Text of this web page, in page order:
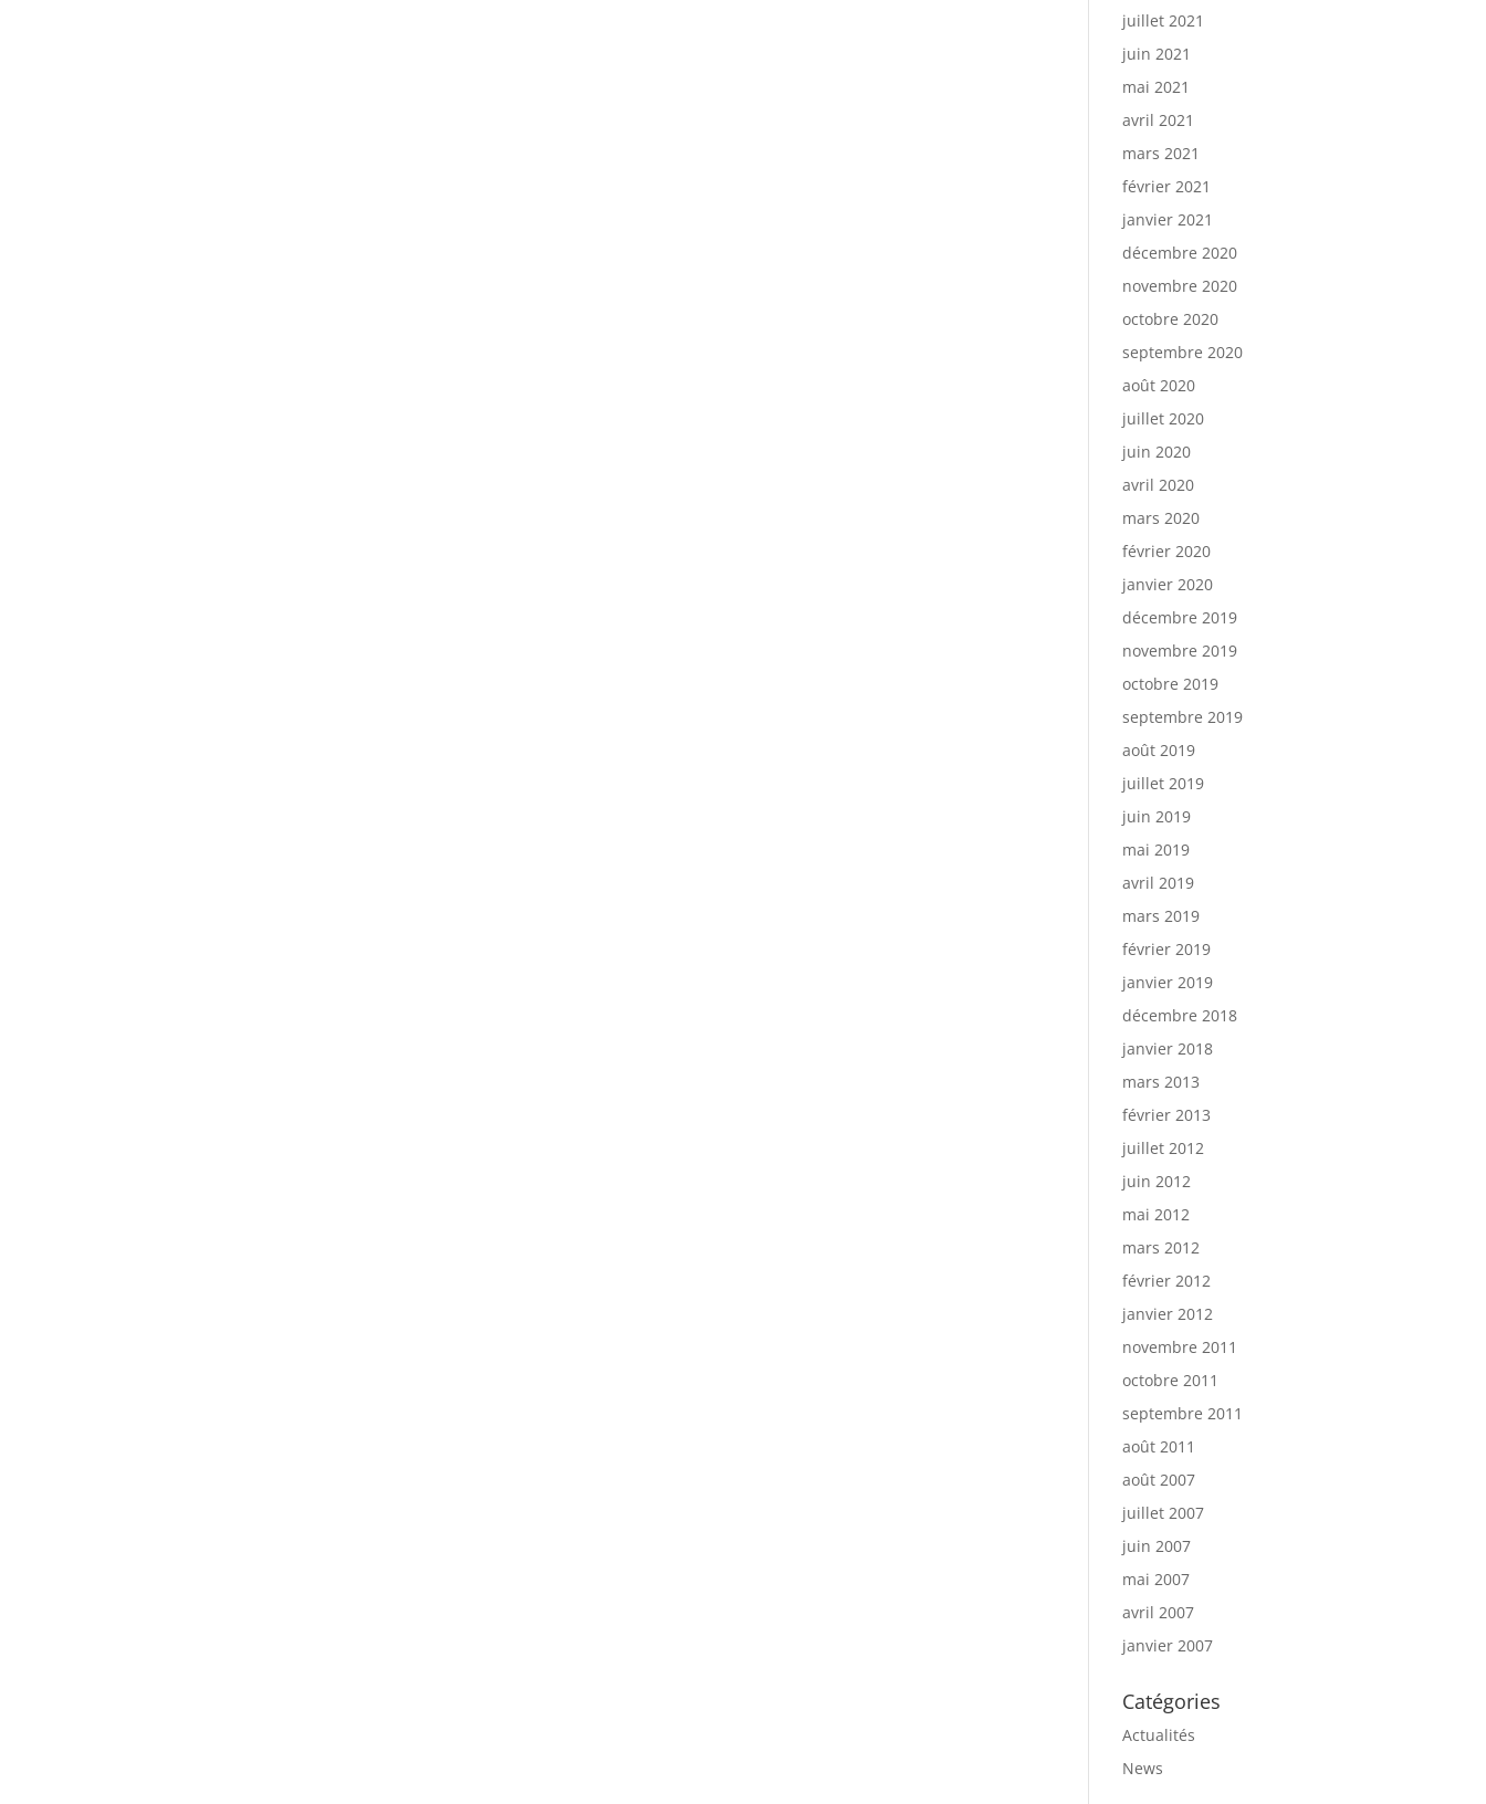
juillet 2021
juin 2021
mai 2021
avril 2021
mars 2021
février 2021
janvier 2021
décembre 2020
novembre 2020
octobre 2020
septembre 2020
août 2020
juillet 2020
juin 2020
avril 2020
mars 2020
février 2020
janvier 2020
décembre 2019
novembre 2019
octobre 2019
septembre 2019
août 2019
juillet 2019
juin 2019
mai 2019
avril 2019
mars 2019
février 2019
janvier 2019
décembre 2018
janvier 2018
mars 2013
février 2013
juillet 2012
juin 2012
mai 2012
mars 2012
février 2012
janvier 2012
novembre 2011
octobre 2011
septembre 2011
août 2011
août 2007
juillet 2007
juin 2007
mai 2007
avril 2007
janvier 2007
Catégories
Actualités
News